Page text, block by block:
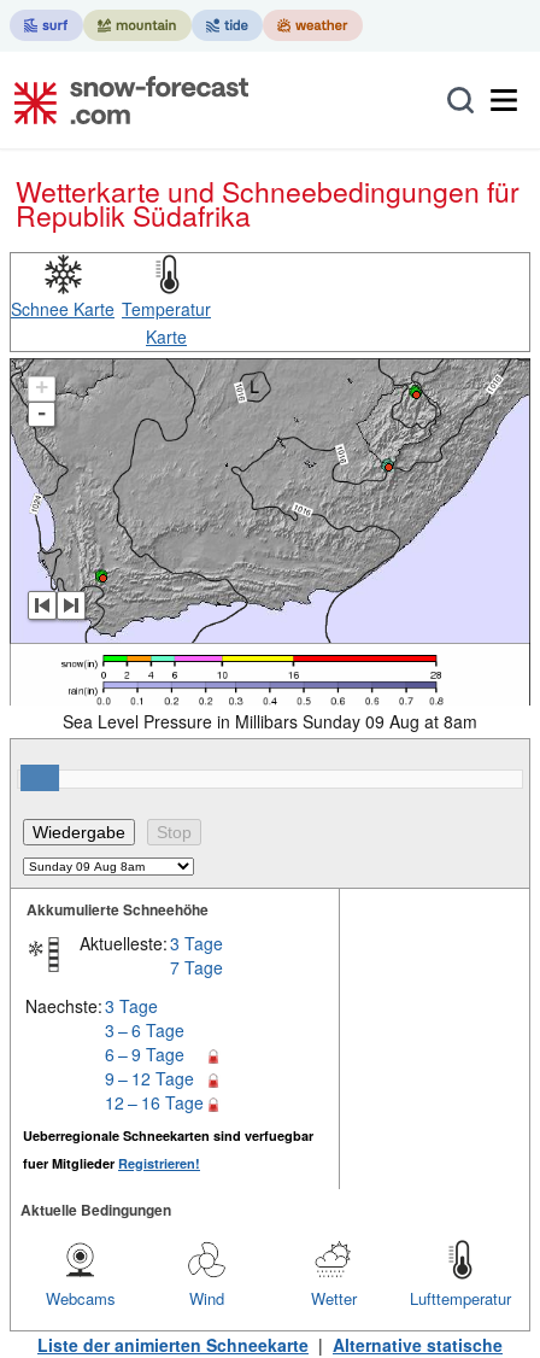
Wetterkarte und Schneebedingungen für
Republik Südafrika
Schnee Karte Temperatur
Karte
+
-
Sea Level Pressure in Millibars Sunday 09 Aug at 8am
Akkumulierte Schneehöhe
Aktuelleste:3 Tage
7 Tage
Naechste:3 Tage
3 – 6 Tage
6 – 9 Tage
9 – 12 Tage
12 – 16 Tage
Ueberregionale Schneekarten sind verfuegbar
fuer Mitglieder Registrieren!
Aktuelle Bedingungen
Lufttemperatur
Wetter
Wind
Webcams
Liste der animierten Schneekarte | Alternative statische